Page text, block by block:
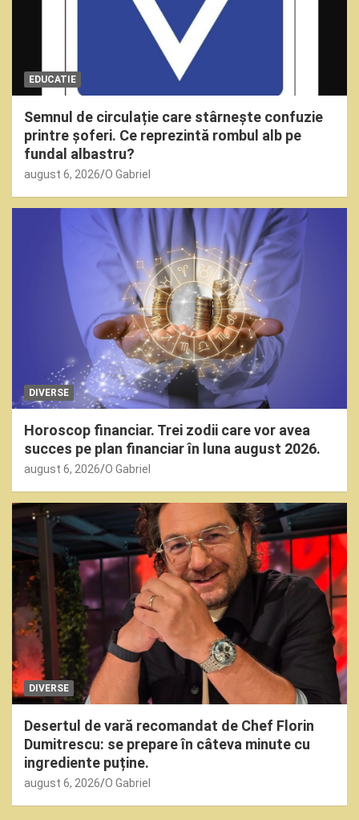
EDUCATIE
Semnul de circulație care stârnește confuzie
printre șoferi. Ce reprezintă rombul alb pe
fundal albastru?
august 6, 2026 O Gabriel
DIVERSE
Horoscop financiar. Trei zodii care vor avea
succes pe plan financiar în luna august 2026.
august 6, 2026 O Gabriel
DIVERSE
Desertul de vară recomandat de Chef Florin
Dumitrescu: se prepare în câteva minute cu
ingrediente puține.
august 6, 2026 O Gabriel